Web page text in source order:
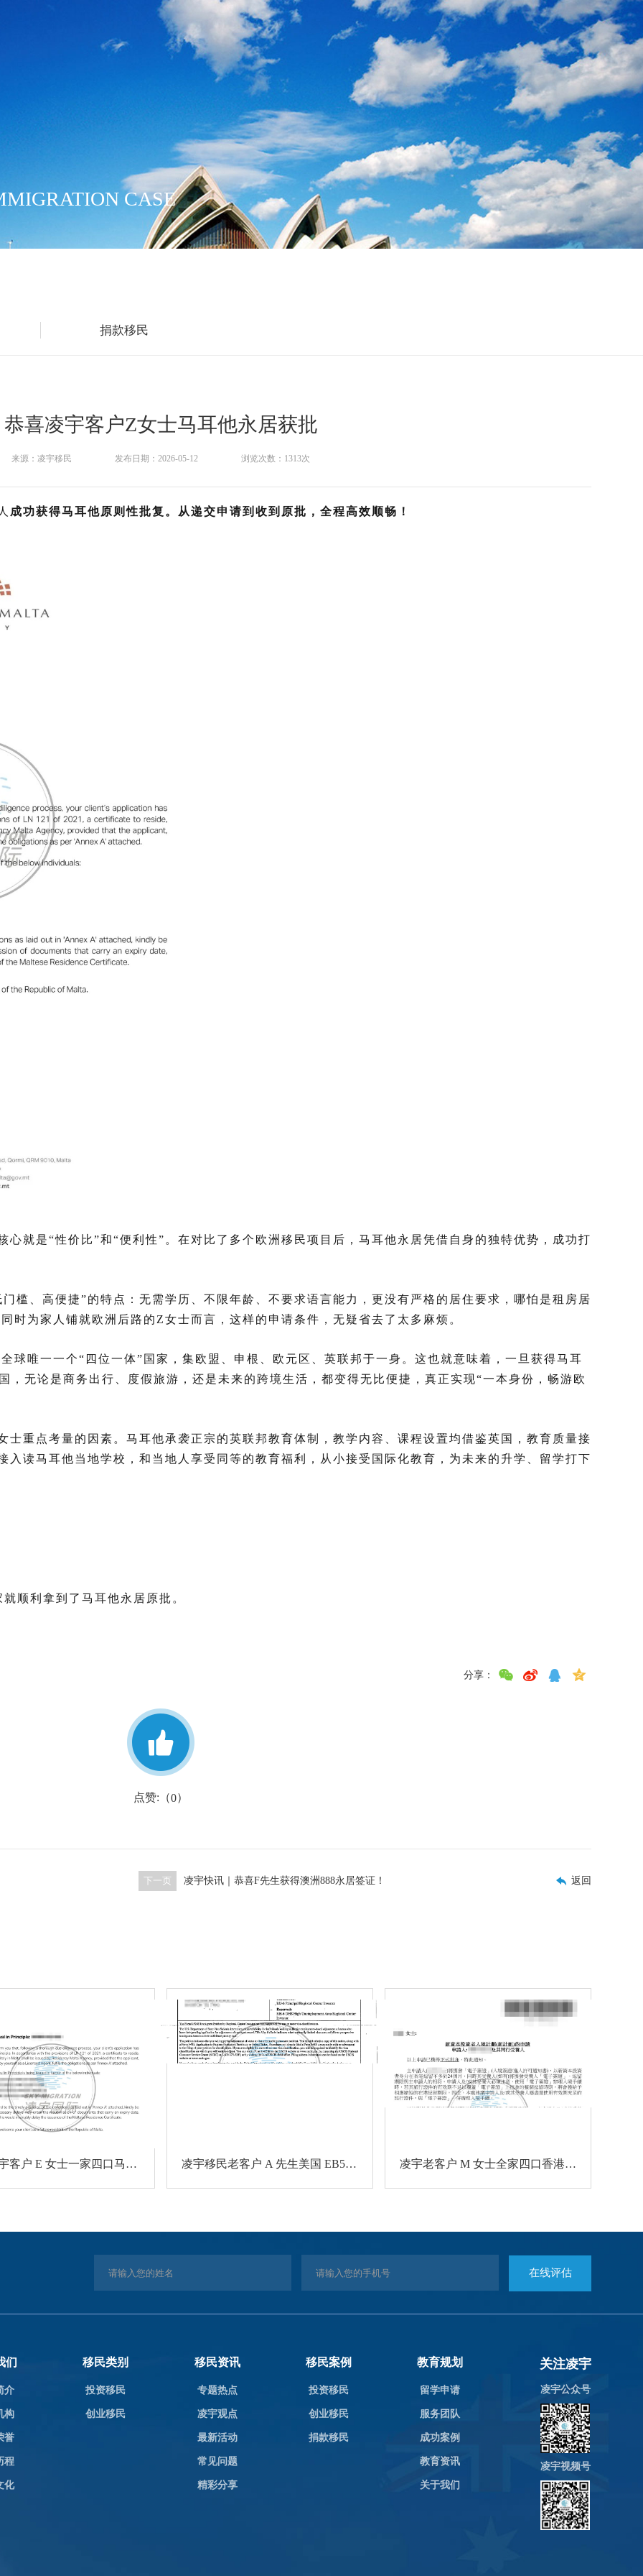
CASE
捐款移民
恭喜凌宇客户Z女士马耳他永居获批
来源：凌宇移民 发布日期：2026-05-12 浏览次数：1313次
成功获得马耳他原则性批复。从递交申请到收到原批，全程高效顺畅！
就是“性价比”和“便利性”。在对比了多个欧洲移民项目后，马耳他永居凭借自身的独特优势，成功打
槛、高便捷”的特点：无需学历、不限年龄、不要求语言能力，更没有严格的居住要求，哪怕是租房居
时为家人铺就欧洲后路的Z女士而言，这样的申请条件，无疑省去了太多麻烦。
唯一一个“四位一体”国家，集欧盟、申根、欧元区、英联邦于一身。这也就意味着，一旦获得马耳
，无论是商务出行、度假旅游，还是未来的跨境生活，都变得无比便捷，真正实现“一本身份，畅游欧
士重点考量的因素。马耳他承袭正宗的英联邦教育体制，教学内容、课程设置均借鉴英国，教育质量接
入读马耳他当地学校，和当地人享受同等的教育福利，从小接受国际化教育，为未来的升学、留学打下
顺利拿到了马耳他永居原批。
分享：
点赞:（0）
下一页 凌宇快讯｜恭喜F先生获得澳洲888永居签证！ 返回
恭喜凌宇客户 E 女士一家四口马耳他MPRP顺利获批！ 凌宇移民老客户 A 先生美国 EB5 项目I-526E 无补件直接获批！ 凌宇老客户 M 女士全家四口香港新资本投资者入境计划成功获批！卡点保住子女受养人资格，复杂资产一次性通关
们
介
构
誉
程
化
移民类别
投资移民
创业移民
移民资讯
专题热点
凌宇观点
最新活动
常见问题
精彩分享
移民案例
投资移民
创业移民
捐款移民
教育规划
留学申请
服务团队
成功案例
教育资讯
关于我们
关注凌宇
凌宇公众号
凌宇视频号